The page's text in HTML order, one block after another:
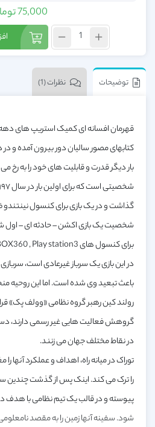
75,000
توضیحات نظرات (1)
قهرمان افسانه ای کمیک استریپ های
کتابهای مصور سالیان دور بیرون آمده و در
بار دیگر قدرت و قابلیت های خود را به رخ
گذاشت و در یک بازی برای کنسول نینتندو
در این بازی یک سرباز غیرعادی است،
باعث تبعید وی شده است. اما این روحیه
رولند کین رهبر گروه نظامی «وولف پک»
گروهش فعالیت هایی غیر رسمی دارند،
در نقاط مختلف جهان می زنند.
توراک در میانه راه، اهداف و عملکرد آنها
را ترک می کند. اینک پس از گذشت چندین
پیوسته و در قالب یک تیم نظامی با هدف
شود. سفینه آنها زمین را به مقصد